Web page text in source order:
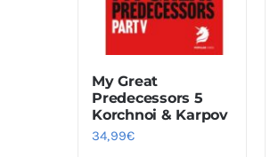
My Great
Predecessors 5
Korchnoi & Karpov
34,99€